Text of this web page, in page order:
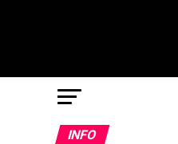
INFO